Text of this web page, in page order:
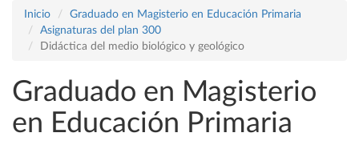
Inicio
Graduado en Magisterio en Educación Primaria
Asignaturas del plan 300
Didáctica del medio biológico y geológico
Graduado en Magisterio
en Educación Primaria